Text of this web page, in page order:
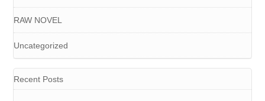
RAW NOVEL
Uncategorized
Recent Posts